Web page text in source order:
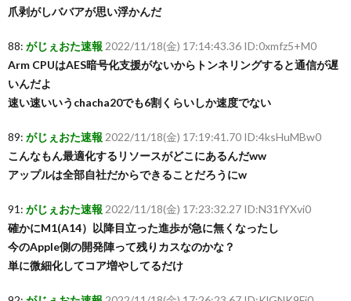
爪剥がしババアが思い浮かんだ
88: がじぇおた速報 2022/11/18(金) 17:14:43.36 ID:0xmfz5+M0
Arm CPUはAES暗号化支援がないからトンネリングすると通信が遅
いんだよ
速い速いいうchacha20でも6割くらいしか速度でない
89: がじぇおた速報 2022/11/18(金) 17:19:41.70 ID:4ksHuMBw0
こんなもん最適化するリソースがどこにあるんだww
アップルは全部自社だからできることだろうにw
91: がじぇおた速報 2022/11/18(金) 17:23:32.27 ID:N31fYXvi0
確かにM1(A14）以降目立った進歩が急に無くなったし
今のApple側の開発陣って残りカスなのかな？
単に微細化してコア増やしてるだけ